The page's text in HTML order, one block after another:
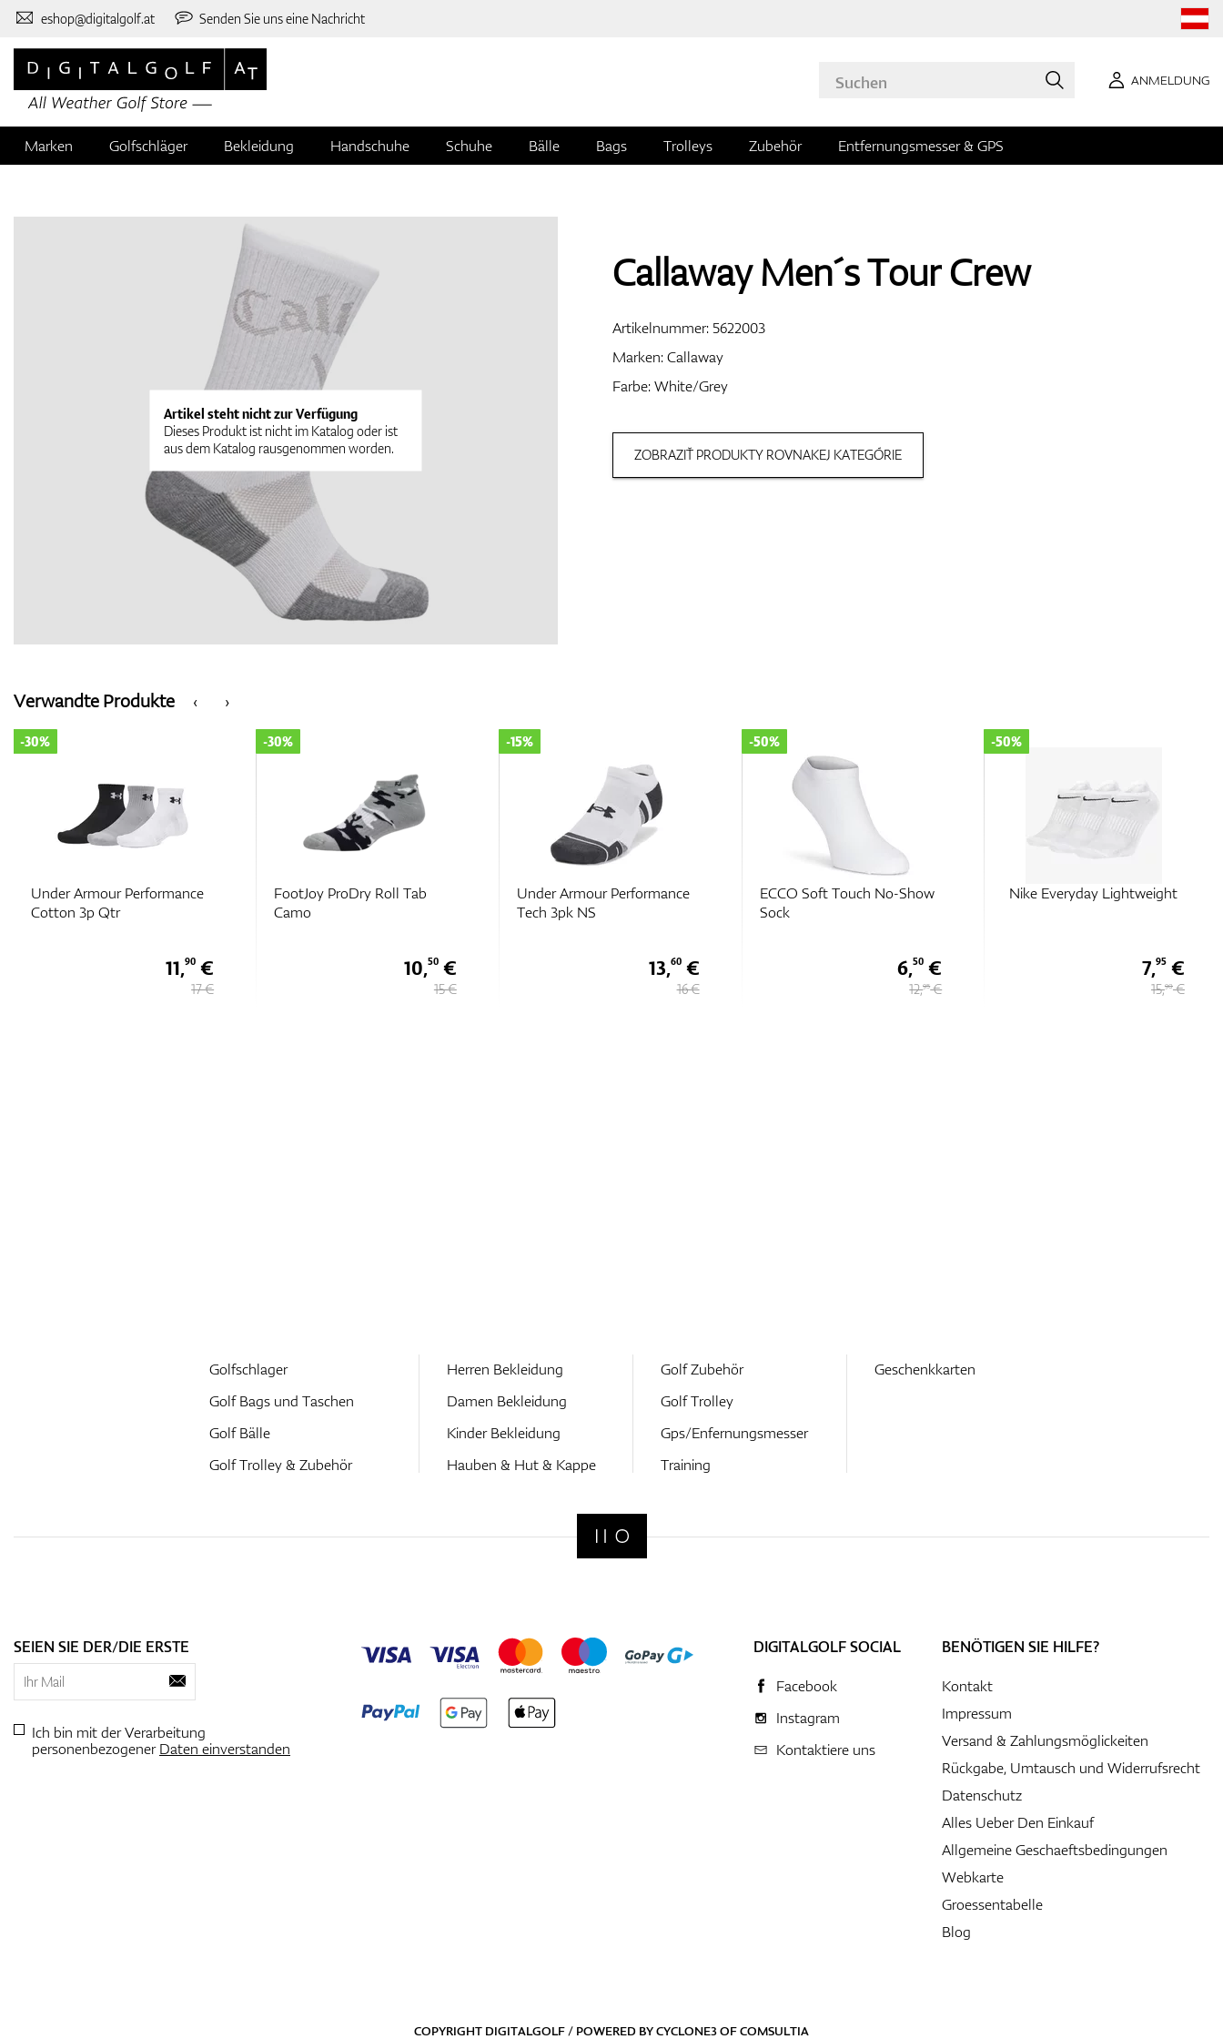
eshop@digitalgolf.at Senden Sie uns eine Nachricht
ANMELDUNG
Marken Golfschläger Bekleidung Handschuhe Schuhe Bälle Bags Trolleys Zubehör Entfernungsmesser & GPS
Artikel steht nicht zur Verfügung
Dieses Produkt ist nicht im Katalog oder ist
aus dem Katalog rausgenommen worden.
Callaway Men´s Tour Crew
Artikelnummer:5622003
Marken:Callaway
Farbe: White/Grey
ZOBRAZIŤ PRODUKTY ROVNAKEJ KATEGÓRIE
‹
Verwandte Produkte ›
Under Armour Performance
Cotton 3p Qtr
-30%
11,90 €
17 €
FootJoy ProDry Roll Tab
Camo
-30%
10,50€
15 €
Under Armour Performance
Tech 3pk NS
-15%
13,60€
16 €
ECCO Soft Touch No-Show
Sock
-50%
6,50 €
12,95€
Nike Everyday Lightweight
-50%
7,95€
15,90€
Golfschlager
Golf Bags und Taschen
Golf Bälle
Golf Trolley & Zubehör
Herren Bekleidung
Damen Bekleidung
Kinder Bekleidung
Hauben & Hut & Kappe
Golf Zubehör
Golf Trolley
Gps/Enfernungsmesser
Training
Geschenkkarten
SEIEN SIE DER/DIE ERSTE
Ich bin mit der Verarbeitung
personenbezogenerDaten einverstanden
DIGITALGOLF SOCIAL
Facebook
Instagram
Kontaktiere uns
BENÖTIGEN SIE HILFE?
Kontakt
Impressum
Versand & Zahlungsmöglickeiten
Rückgabe, Umtausch und Widerrufsrecht
Datenschutz
Alles Ueber Den Einkauf
Allgemeine Geschaeftsbedingungen
Webkarte
Groessentabelle
Blog
COPYRIGHT DIGITALGOLF / POWERED BYCYCLONE3OFCOMSULTIA